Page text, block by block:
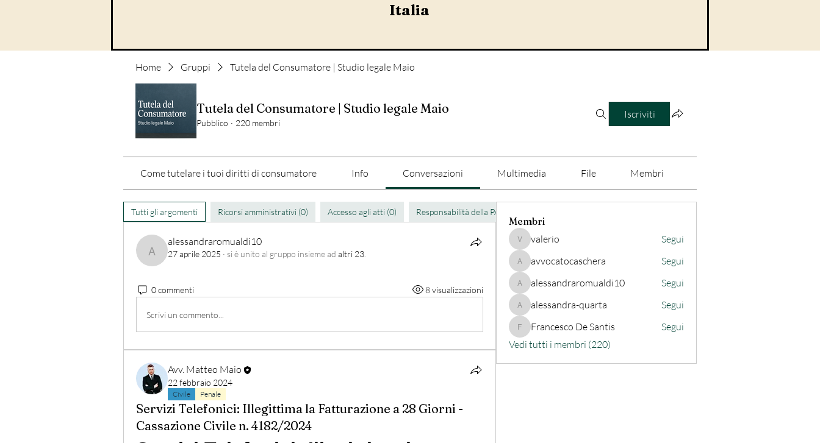
Italia
Home Gruppi Tutela del Consumatore | Studio legale Maio
Tutela del Consumatore | Studio legale Maio
Pubblico · 220 membri
Iscriviti
Come tutelare i tuoi diritti di consumatore Info Conversazioni Multimedia File Membri
Tutti gli argomenti Ricorsi amministrativi (0) Accesso agli atti (0) Responsabilità della PA (0)
alessandraromualdi10
alessandraromualdi10
27 aprile 2025 · si è unito al gruppo insieme ad altri 23
0 commenti 8 visualizzazioni
Scrivi un commento...
Avv. Matteo Maio
22 febbraio 2024
Civile Penale
Servizi Telefonici: Illegittima la Fatturazione a 28 Giorni -
Cassazione Civile n. 4182/2024
Membri
valeriovalerio Segui
avvocatocaschera
avvocatocaschera Segui
alessandraromualdi10
alessandraromualdi10 Segui
alessandra-quarta
alessandra-quarta Segui
Francesco De Santis
Francesco De Santis
Segui
Vedi tutti i membri (220)